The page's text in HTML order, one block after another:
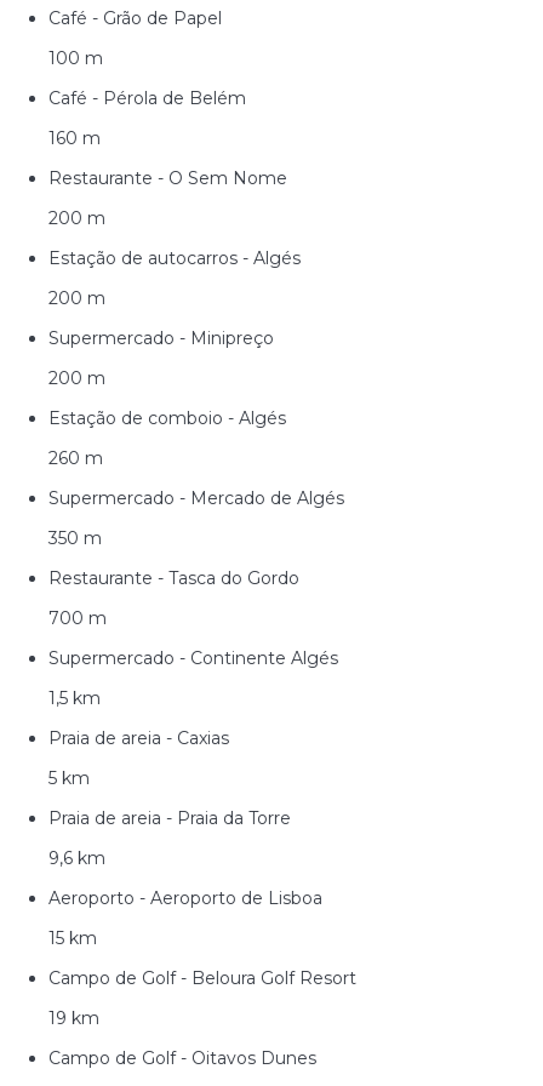
Café - Grão de Papel
100 m
Café - Pérola de Belém
160 m
Restaurante - O Sem Nome
200 m
Estação de autocarros - Algés
200 m
Supermercado - Minipreço
200 m
Estação de comboio - Algés
260 m
Supermercado - Mercado de Algés
350 m
Restaurante - Tasca do Gordo
700 m
Supermercado - Continente Algés
1,5 km
Praia de areia - Caxias
5 km
Praia de areia - Praia da Torre
9,6 km
Aeroporto - Aeroporto de Lisboa
15 km
Campo de Golf - Beloura Golf Resort
19 km
Campo de Golf - Oitavos Dunes